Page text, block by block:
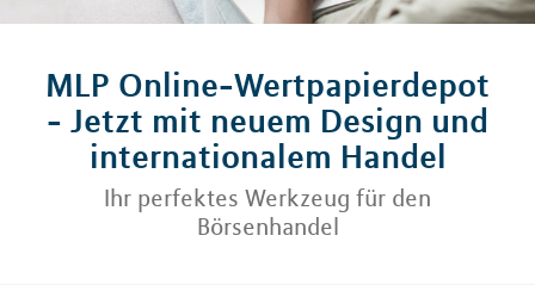
MLP Online-Wertpapierdepot
- Jetzt mit neuem Design und
internationalem Handel
Ihr perfektes Werkzeug für den
Börsenhandel